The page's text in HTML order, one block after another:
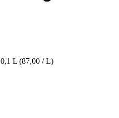
0,1 L (87,00 / L)